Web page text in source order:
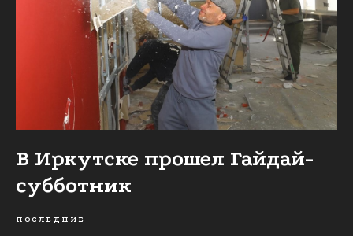
В Иркутске прошел Гайдай-
субботник
ПОСЛЕДНИЕ